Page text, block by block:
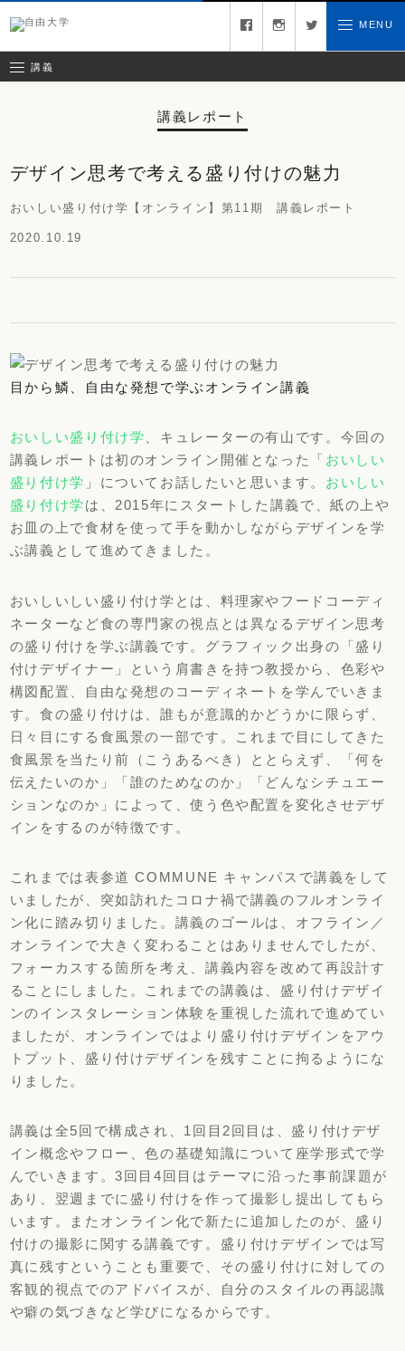
お問い合わせfacebook instagram twitter MENU
講義
講義レポート
デザイン思考で考える盛り付けの魅力
おいしい盛り付け学【オンライン】第11期 講義レポート
2020.10.19
目から鱗、自由な発想で学ぶオンライン講義
おいしい盛り付け学 、キュレーターの有山です。今回の
講義レポートは初のオンライン開催となった「 おいしい
盛り付け学 」についてお話したいと思います。 おいしい
盛り付け学は、2015年にスタートした講義で、紙の上や
お皿の上で食材を使って手を動かしながらデザインを学
ぶ講義として進めてきました。
おいしいしい盛り付け学とは、料理家やフードコーディ
ネーターなど食の専門家の視点とは異なるデザイン思考
の盛り付けを学ぶ講義です。グラフィック出身の「盛り
付けデザイナー」という肩書きを持つ教授から、色彩や
構図配置、自由な発想のコーディネートを学んでいきま
す。食の盛り付けは、誰もが意識的かどうかに限らず、
日々目にする食風景の一部です。これまで目にしてきた
食風景を当たり前（こうあるべき）ととらえず、「何を
伝えたいのか」「誰のためなのか」「どんなシチュエー
ションなのか」によって、使う色や配置を変化させデザ
インをするのが特徴です。
これまでは表参道 COMMUNE キャンパスで講義をして
いましたが、突如訪れたコロナ禍で講義のフルオンライ
ン化に踏み切りました。講義のゴールは、オフライン／
オンラインで大きく変わることはありませんでしたが、
フォーカスする箇所を考え、講義内容を改めて再設計す
ることにしました。これまでの講義は、盛り付けデザイ
ンのインスタレーション体験を重視した流れで進めてい
ましたが、オンラインではより盛り付けデザインをアウ
トプット、盛り付けデザインを残すことに拘るようにな
りました。
講義は全5回で構成され、1回目2回目は、盛り付けデザ
イン概念やフロー、色の基礎知識について座学形式で学
んでいきます。3回目4回目はテーマに沿った事前課題が
あり、翌週までに盛り付けを作って撮影し提出してもら
います。またオンライン化で新たに追加したのが、盛り
付けの撮影に関する講義です。盛り付けデザインでは写
真に残すということも重要で、その盛り付けに対しての
客観的視点でのアドバイスが、自分のスタイルの再認識
や癖の気づきなど学びになるからです。